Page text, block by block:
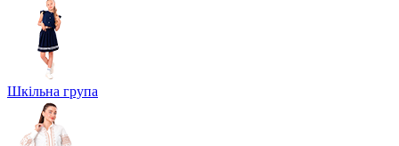
Шкільна група